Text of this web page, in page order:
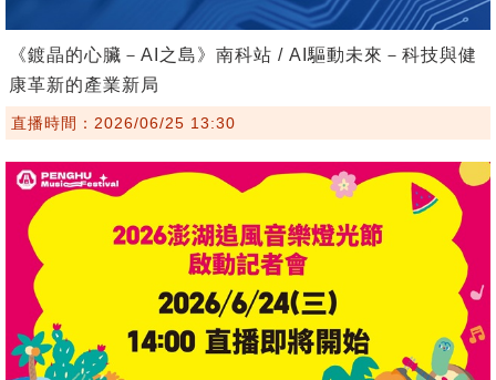
《鍍晶的心臟－AI之島》南科站 / AI驅動未來－科技與健
康革新的產業新局
直播時間：2026/06/25 13:30